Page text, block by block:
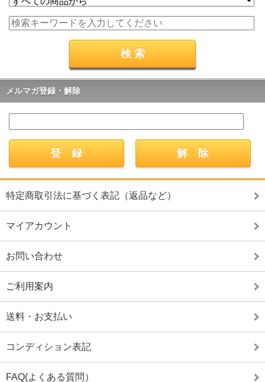
メルマガ登録・解除
特定商取引法に基づく表記（返品など）
マイアカウント
お問い合わせ
ご利用案内
送料・お支払い
コンディション表記
FAQ(よくある質問）